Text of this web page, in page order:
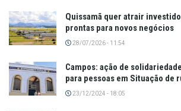
Quissamã quer atrair
prontas para novos negócios
28/07/2026 - 11:54
Campos: ação de
para pessoas em Situação de
23/12/2024 - 18:05